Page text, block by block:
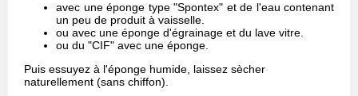
avec une éponge type "Spontex" et de l'eau contenant
un peu de produit à vaisselle.
ou avec une éponge d'égrainage et du lave vitre.
ou du "CIF" avec une éponge.
Puis essuyez à l'éponge humide, laissez sècher
naturellement (sans chiffon).